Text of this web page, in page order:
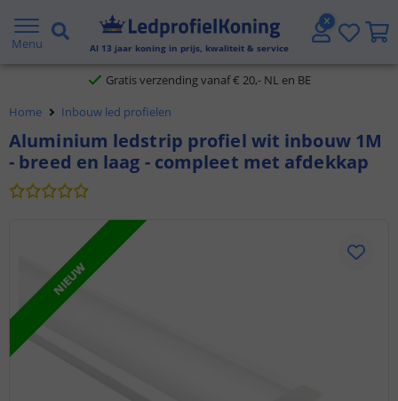
Menu Al 13 jaar koning in prijs, kwaliteit & service
2 jaar garantie
Gratis verzending vanaf € 20,- NL en BE
Klantbeoordeling 9.1
Voor 23:45 uur besteld,morgen in huis
Home Inbouw led profielen
Aluminium ledstrip profiel wit inbouw 1M
- breed en laag - compleet met afdekkap
NIEUW